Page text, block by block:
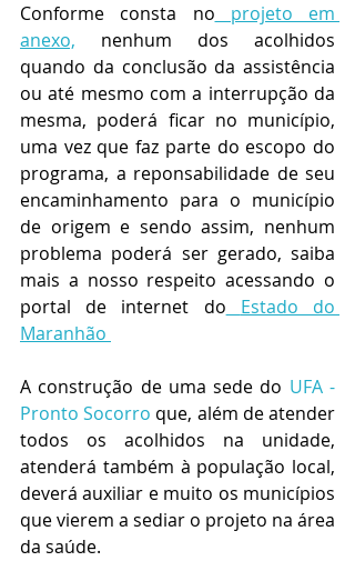
Conforme consta no projeto em
anexo, nenhum dos acolhidos
quando da conclusão da assistência
ou até mesmo com a interrupção da
mesma, poderá ficar no município,
uma vez que faz parte do escopo do
programa, a reponsabilidade de seu
encaminhamento para o município
de origem e sendo assim, nenhum
problema poderá ser gerado, saiba
mais a nosso respeito acessando o
portal de internet do
Estado do
Maranhão
A construção de uma sede do UFA -
Pronto Socorro que, além de atender
todos os acolhidos na unidade,
atenderá também à população local,
deverá auxiliar e muito os municípios
que vierem a sediar o projeto na área
da saúde.